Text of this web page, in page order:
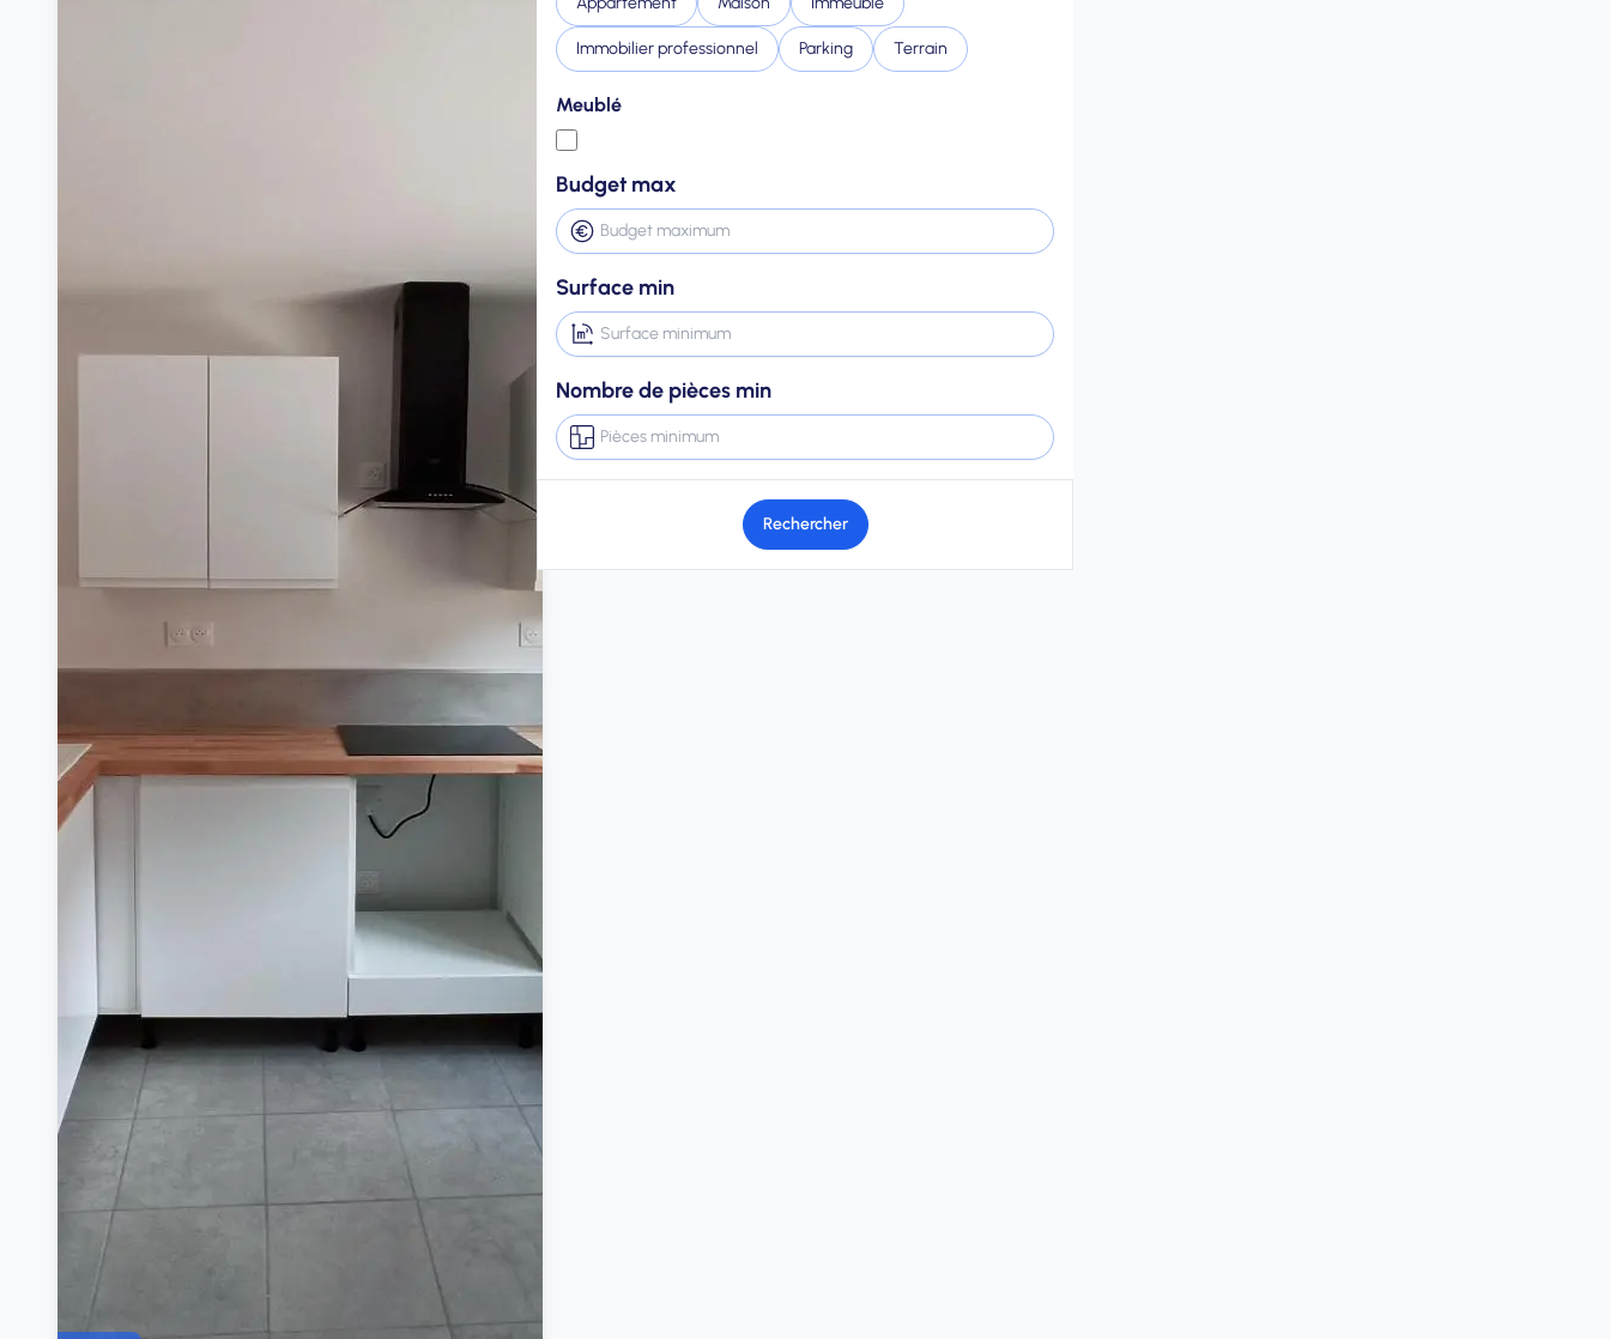
Immobilier professionnel Parking Terrain
Meublé
Budget max
Surface min
Nombre de pièces min
Rechercher